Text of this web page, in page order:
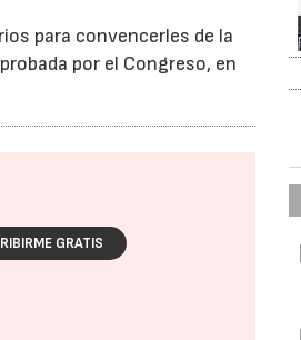
para convencerles de la
por el Congreso, en
GRATIS
30/07/2026